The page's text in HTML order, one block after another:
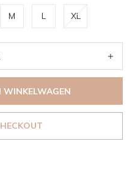
M L XL
WINKELWAGEN